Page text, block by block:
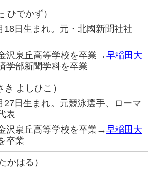
ひでかず）
18日生まれ。元・北國新聞社社
沢泉丘高等学校を卒業→早稲田大
学部新聞学科を卒業
き よしひこ）
27日生まれ。元競泳選手、ローマ
表
沢泉丘高等学校を卒業→早稲田大
卒業
かはる）